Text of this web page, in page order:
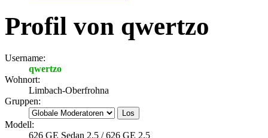
Profil von qwertzo
Username:
qwertzo
Wohnort:
Limbach-Oberfrohna
Gruppen:
Modell:
626 GE Sedan 2.5 / 626 GE 2.5